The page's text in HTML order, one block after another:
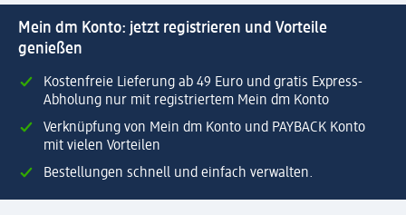
Mein dm Konto: jetzt registrieren und Vorteile
genießen
Kostenfreie Lieferung ab 49 Euro und gratis Express-
Abholung nur mit registriertem Mein dm Konto
Verknüpfung von Mein dm Konto und PAYBACK Konto
mit vielen Vorteilen
Bestellungen schnell und einfach verwalten.